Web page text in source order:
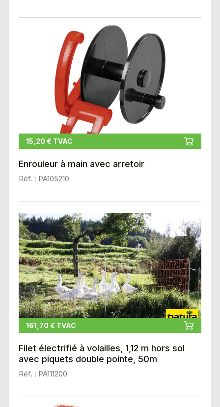
15,20 € TVAC
Enrouleur à main avec arretoir
Réf. : PA105210
161,70 € TVAC
Filet électrifié à volailles, 1,12 m hors sol
avec piquets double pointe, 50m
Réf. : PA111200